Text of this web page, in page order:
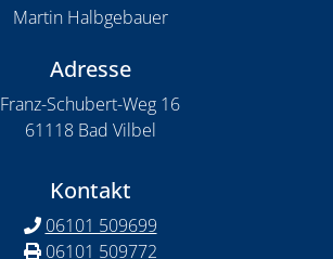
Martin Halbgebauer
Adresse
Franz-Schubert-Weg 16
61118 Bad Vilbel
Kontakt
06101 509699
06101 509772